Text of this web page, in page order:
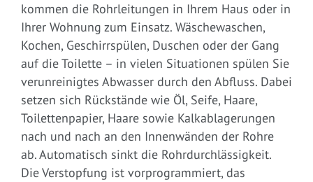
kommen die Rohrleitungen in Ihrem Haus oder in
Ihrer Wohnung zum Einsatz. Wäschewaschen,
Kochen, Geschirrspülen, Duschen oder der Gang
auf die Toilette – in vielen Situationen spülen Sie
verunreinigtes Abwasser durch den Abfluss. Dabei
setzen sich Rückstände wie Öl, Seife, Haare,
Toilettenpapier, Haare sowie Kalkablagerungen
nach und nach an den Innenwänden der Rohre
ab. Automatisch sinkt die Rohrdurchlässigkeit.
Die Verstopfung ist vorprogrammiert, das